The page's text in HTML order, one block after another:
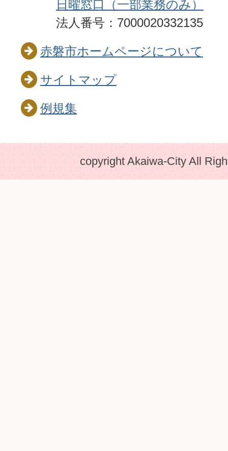
日曜窓口（一部業務のみ）
法人番号：7000020332135
赤磐市ホームページについて
サイトマップ
例規集
copyright Akaiwa-City All